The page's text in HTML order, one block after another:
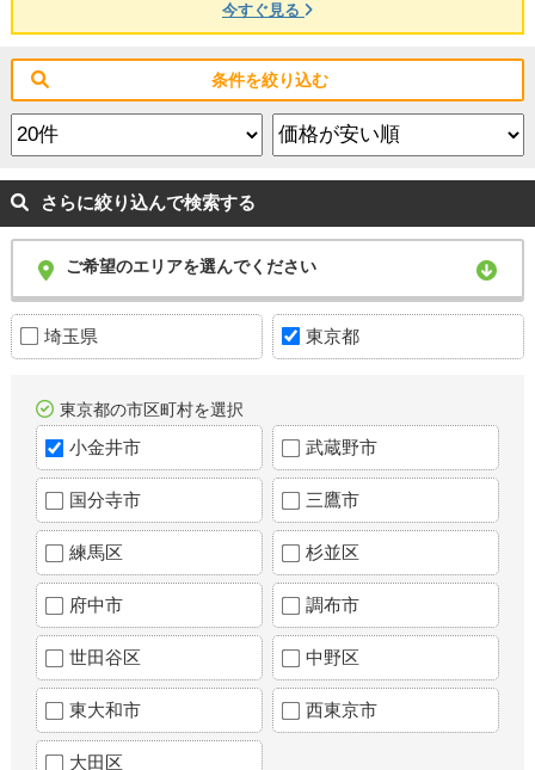
今すぐ見る
条件を絞り込む
さらに絞り込んで検索する
ご希望のエリアを選んでください
埼玉県 東京都
東京都の市区町村を選択
小金井市 武蔵野市
国分寺市 三鷹市
練馬区 杉並区
府中市 調布市
世田谷区 中野区
東大和市 西東京市
大田区